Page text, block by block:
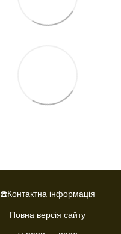
☎️Контактна інформація
Повна версія сайту